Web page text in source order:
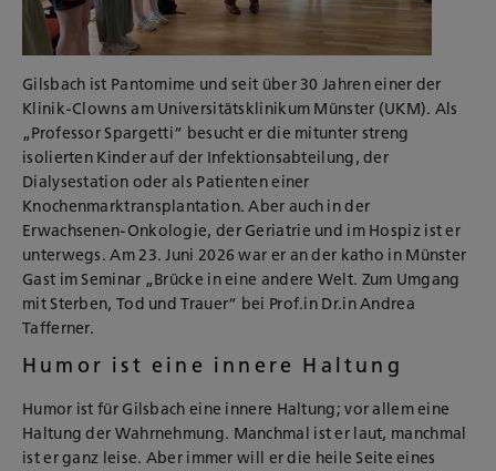
Gilsbach ist Pantomime und seit über 30 Jahren einer der
Klinik-Clowns am Universitätsklinikum Münster (UKM). Als
„Professor Spargetti“ besucht er die mitunter streng
isolierten Kinder auf der Infektionsabteilung, der
Dialysestation oder als Patienten einer
Knochenmarktransplantation. Aber auch in der
Erwachsenen-Onkologie, der Geriatrie und im Hospiz ist er
unterwegs. Am 23. Juni 2026 war er an der katho in Münster
Gast im Seminar „Brücke in eine andere Welt. Zum Umgang
mit Sterben, Tod und Trauer“ bei Prof.in Dr.in Andrea
Tafferner.
Humor ist eine innere Haltung
Humor ist für Gilsbach eine innere Haltung; vor allem eine
Haltung der Wahrnehmung. Manchmal ist er laut, manchmal
ist er ganz leise. Aber immer will er die heile Seite eines